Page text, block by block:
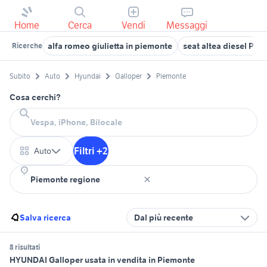
Home Cerca Vendi Messaggi
Ricerche alfa romeo giulietta in piemonte seat altea diesel
Subito Auto Hyundai Galloper Piemonte
Cosa cerchi?
Auto Filtri +2
Salva ricerca Dal più recente
8 risultati
HYUNDAI Galloper usata in vendita in Piemonte